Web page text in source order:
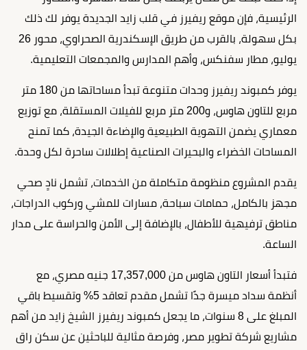
الرئيسية، فإن موقع ريفيرز في قلب زايد الجديدة يوفر لك ذلك
بكل سهولة، بالقرب من طريق الإسكندرية الصحراوي، محور 26
يوليو، مطار سفنكس، وأهم المدارس والمجمعات التعليمية.
يوفر كمبوند ريفيرز وحدات متنوعة تبدأ مساحاتها من 180 متر
مربع للتاون هاوس، و200 متر مربع للفيلات المستقلة، مع توزيع
معماري يضمن التهوية الطبيعية والإضاءة الجيدة، كما تمنح
المساحات الخضراء والبحيرات الصناعية إطلالات ساحرة لكل وحدة.
يقدم المشروع منظومة متكاملة من الخدمات، تشمل نادٍ صحي
مجهز بالكامل، حمامات سباحة، مسارات للمشي وركوب الدراجات،
مناطق ترفيهية للأطفال، بالإضافة إلى الأمن والحراسة على مدار
الساعة.
فتبدأ أسعار التاون هاوس من 17,357,000 جنيه مصري، مع
أنظمة سداد ميسرة جدًا تشمل مقدم تعاقد 5% وتقسيط باقي
المبلغ على 8 سنوات، ما يجعل كمبوند ريفيرز الشيخ زايد من أهم
مشاريع شركة تطوير مصر، وفرصة مثالية للباحثين عن سكن راق